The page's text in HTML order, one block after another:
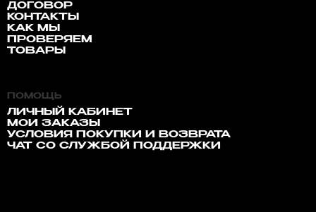
ДОГОВОР
КОНТАКТЫ
КАК МЫ
ПРОВЕРЯЕМ
ТОВАРЫ
ПОМОЩЬ
ЛИЧНЫЙ КАБИНЕТ
МОИ ЗАКАЗЫ
УСЛОВИЯ ПОКУПКИ И ВОЗВРАТА
ЧАТ СО СЛУЖБОЙ ПОДДЕРЖКИ